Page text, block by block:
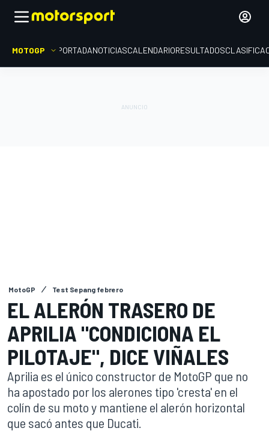
MOTOGP PORTADANOTICIASCALENDARIORESULTADOS
MotoGP Test Sepang febrero
EL ALERÓN TRASERO DE
APRILIA "CONDICIONA EL
PILOTAJE", DICE VIÑALES
Aprilia es el único constructor de MotoGP que no
ha apostado por los alerones tipo 'cresta' en el
colín de su moto y mantiene el alerón horizontal
que sacó antes que Ducati.